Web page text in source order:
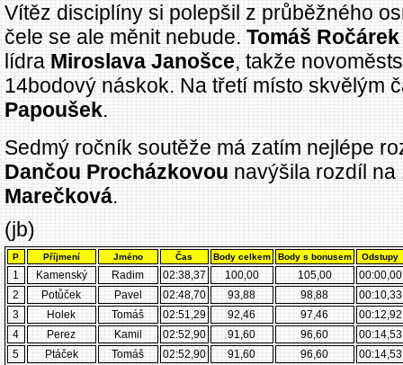
Vítěz disciplíny si polepšil z průběžného
čele se ale měnit nebude. Tomáš Ročárek
lídra Miroslava Janošce, takže
14bodový náskok. Na třetí místo skvělým
Papoušek.
Sedmý ročník soutěže má zatím nejlépe
Dančou Procházkovou navýšila rozdíl
Marečková.
(jb)
P Příjmení Jméno Čas Body celkem Body s bonusem Odstupy
1 Kamenský Radim 02:38,37 100,00 105,00
00:00,00
2
Potůček Pavel 02:48,70 93,88 98,88
00:10,33
3
Holek Tomáš 02:51,29 92,46 97,46
00:12,92
4
Perez Kamil 02:52,90 91,60 96,60
00:14,53
5
Ptáček Tomáš 02:52,90 91,60 96,60
00:14,53